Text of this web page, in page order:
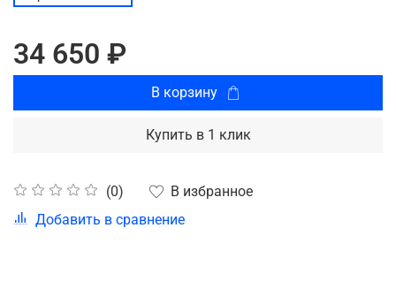
(0)
В избранное
Добавить в сравнение
34 650 ₽
В корзину
Купить в 1 клик